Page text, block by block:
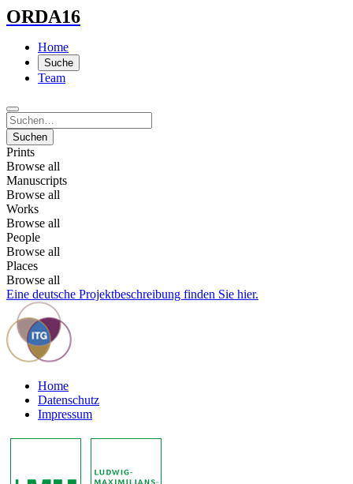
ORDA16
Home
Suche
Team
Suchen
Prints
Browse all
Manuscripts
Browse all
Works
Browse all
People
Browse all
Places
Browse all
Eine deutsche Projektbeschreibung finden Sie hier.
Home
Datenschutz
Impressum